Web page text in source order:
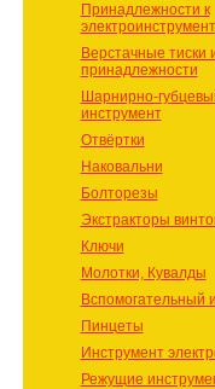
Принадлежности к
Верстачные тиски
принадлежности
Шарнирно-
инструмент
Отвёртки
Наковальни
Болторезы
Экстракторы
Ключи
Молотки, Кувалды
Вспомогательный
Пинцеты
Инструмент
Режущие